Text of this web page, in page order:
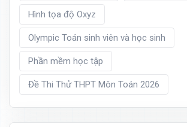
Hình tọa độ Oxyz
Olympic Toán sinh viên và học sinh
Phần mềm học tập
Đề Thi Thử THPT Môn Toán 2026